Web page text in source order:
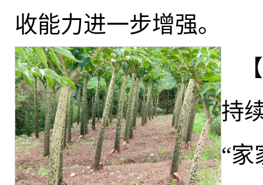
收能力进一步增强。
持
“家